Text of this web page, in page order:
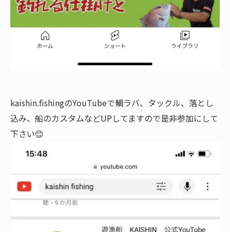
kaishin.fishingのYouTubeで鯛ラバ、タックル、落とし
込み、船のカスタムなどUPしてますので是非参加にして
下さい😊